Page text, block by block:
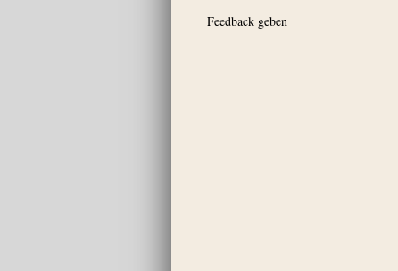
Feedback geben